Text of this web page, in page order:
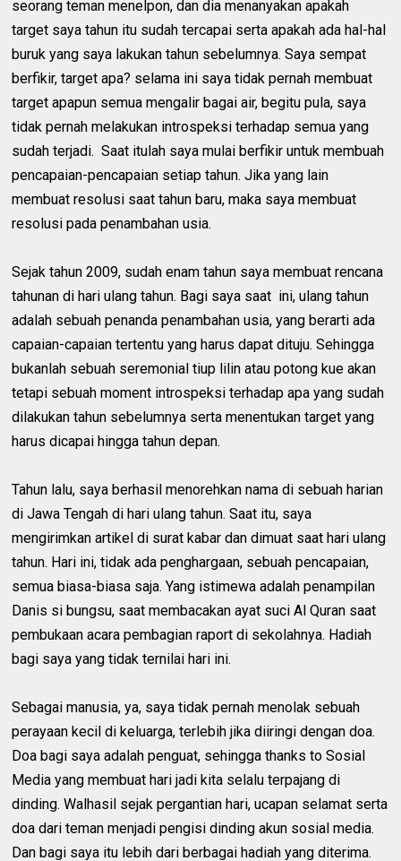
seorang teman menelpon, dan dia menanyakan apakah
target saya tahun itu sudah tercapai serta apakah ada hal-hal
buruk yang saya lakukan tahun sebelumnya. Saya sempat
berfikir, target apa? selama ini saya tidak pernah membuat
target apapun semua mengalir bagai air, begitu pula, saya
tidak pernah melakukan introspeksi terhadap semua yang
sudah terjadi. Saat itulah saya mulai berfikir untuk membuah
pencapaian-pencapaian setiap tahun. Jika yang lain
membuat resolusi saat tahun baru, maka saya membuat
resolusi pada penambahan usia.
Sejak tahun 2009, sudah enam tahun saya membuat rencana
tahunan di hari ulang tahun. Bagi saya saat ini, ulang tahun
adalah sebuah penanda penambahan usia, yang berarti ada
capaian-capaian tertentu yang harus dapat dituju. Sehingga
bukanlah sebuah seremonial tiup lilin atau potong kue akan
tetapi sebuah moment introspeksi terhadap apa yang sudah
dilakukan tahun sebelumnya serta menentukan target yang
harus dicapai hingga tahun depan.
Tahun lalu, saya berhasil menorehkan nama di sebuah harian
di Jawa Tengah di hari ulang tahun. Saat itu, saya
mengirimkan artikel di surat kabar dan dimuat saat hari ulang
tahun. Hari ini, tidak ada penghargaan, sebuah pencapaian,
semua biasa-biasa saja. Yang istimewa adalah penampilan
Danis si bungsu, saat membacakan ayat suci Al Quran saat
pembukaan acara pembagian raport di sekolahnya. Hadiah
bagi saya yang tidak ternilai hari ini.
Sebagai manusia, ya, saya tidak pernah menolak sebuah
perayaan kecil di keluarga, terlebih jika diiringi dengan doa.
Doa bagi saya adalah penguat, sehingga thanks to Sosial
Media yang membuat hari jadi kita selalu terpajang di
dinding. Walhasil sejak pergantian hari, ucapan selamat serta
doa dari teman menjadi pengisi dinding akun sosial media.
Dan bagi saya itu lebih dari berbagai hadiah yang diterima.